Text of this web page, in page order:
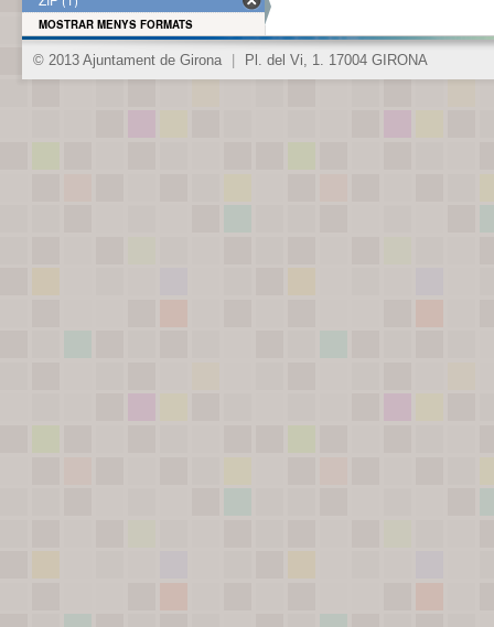
MOSTRAR MENYS FORMATS
© 2013 Ajuntament de Girona Pl. del Vi, 1. 17004 GIRONA